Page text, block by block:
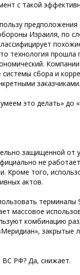
с такой
Израиля, по
технология прошла
сбора и
это делать»
защищенной от
не
Кроме того,
актов.
массовое
комбинацию
закрытые
ВС РФ? Да, снижает.